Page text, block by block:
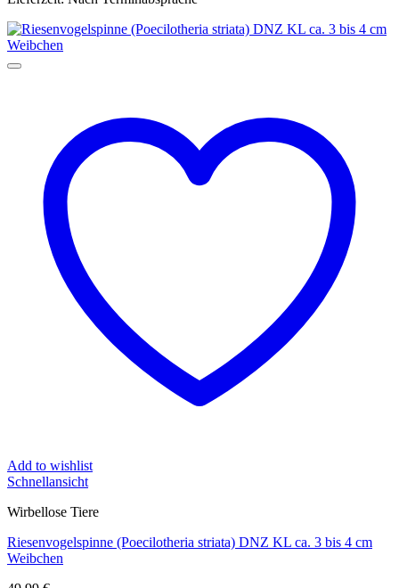
Add to wishlist
Schnellansicht
Wirbellose Tiere
Riesenvogelspinne (Poecilotheria striata) DNZ KL ca. 3 bis 4 cm
Weibchen